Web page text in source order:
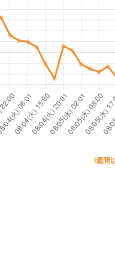
1週間